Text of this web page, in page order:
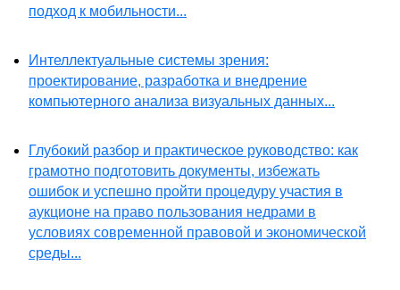
подход к мобильности...
Интеллектуальные системы зрения:
проектирование, разработка и внедрение
компьютерного анализа визуальных данных...
Глубокий разбор и практическое руководство: как
грамотно подготовить документы, избежать
ошибок и успешно пройти процедуру участия в
аукционе на право пользования недрами в
условиях современной правовой и экономической
среды...